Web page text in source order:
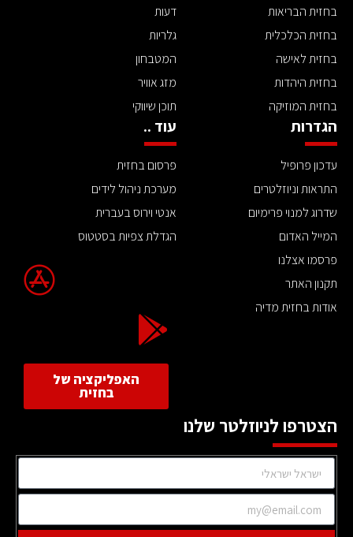
בחזית הבריאות
בחזית הכלכלית
בחזית לאישה
בחזית היהדות
בחזית המוזיקה
דעות
גלריות
המטבחון
מזג אוויר
תוכן שיווקי
הגדרות
עדכון פרופיל
התראות וניוזלטרים
שדרוג למנוי פרימיום
המייל האדום
פרסמו אצלנו
תקנון האתר
אודות בחזית מדיה
עוד ..
פרסום בחזית
מערכת ניהול לידים
אנטי וירוס בעברית
הגדלת צפיות בסטטוס
האפליקציה של
בחזית
הצטרפו לניוזלטר שלנו